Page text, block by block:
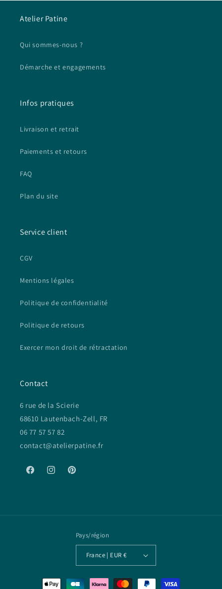
Atelier Patine
Qui sommes-nous ?
Démarche et engagements
Infos pratiques
Livraison et retrait
Paiements et retours
FAQ
Plan du site
Service client
CGV
Mentions légales
Politique de confidentialité
Politique de retours
Exercer mon droit de rétractation
Contact
6 rue de la Scierie
68610 Lautenbach-Zell, FR
06 77 57 57 82
contact@atelierpatine.fr
FacebookInstagramPinterest
Pays/région
France | EUR €
Moyens